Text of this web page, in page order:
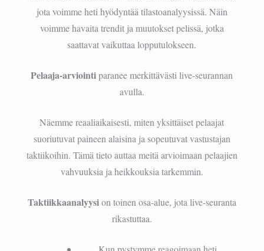
jota voimme heti hyödyntää tilastoanalyysissä. Näin
voimme havaita trendit ja muutokset pelissä, jotka
saattavat vaikuttaa lopputulokseen.
Pelaaja-arviointiparanee merkittävästi live-seurannan
avulla.
Näemme reaaliaikaisesti, miten yksittäiset pelaajat
suoriutuvat paineen alaisina ja sopeutuvat vastustajan
taktiikoihin. Tämä tieto auttaa meitä arvioimaan pelaajien
vahvuuksia ja heikkouksia tarkemmin.
Taktiikkaanalyysion toinen osa-alue, jota live-seuranta
rikastuttaa.